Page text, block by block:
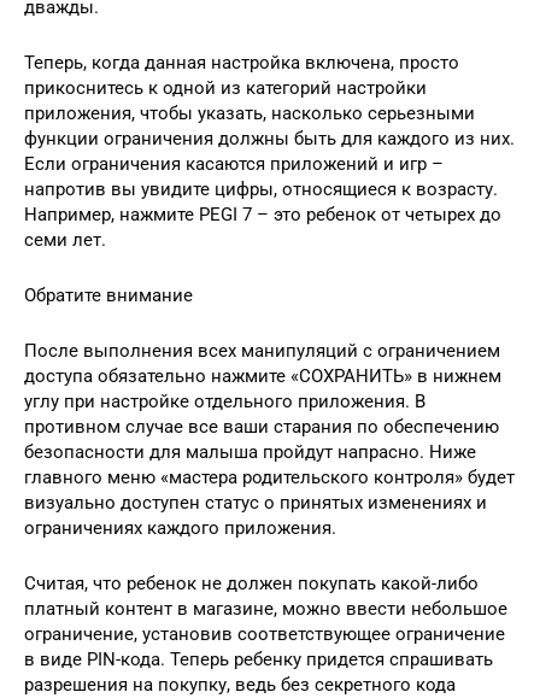
дважды.
Теперь, когда данная настройка включена, просто
прикоснитесь к одной из категорий настройки
приложения, чтобы указать, насколько серьезными
функции ограничения должны быть для каждого из них.
Если ограничения касаются приложений и игр –
напротив вы увидите цифры, относящиеся к возрасту.
Например, нажмите PEGI 7 – это ребенок от четырех до
семи лет.
Обратите внимание
После выполнения всех манипуляций с ограничением
доступа обязательно нажмите «СОХРАНИТЬ» в нижнем
углу при настройке отдельного приложения. В
противном случае все ваши старания по обеспечению
безопасности для малыша пройдут напрасно. Ниже
главного меню «мастера родительского контроля» будет
визуально доступен статус о принятых изменениях и
ограничениях каждого приложения.
Считая, что ребенок не должен покупать какой-либо
платный контент в магазине, можно ввести небольшое
ограничение, установив соответствующее ограничение
в виде PIN-кода. Теперь ребенку придется спрашивать
разрешения на покупку, ведь без секретного кода